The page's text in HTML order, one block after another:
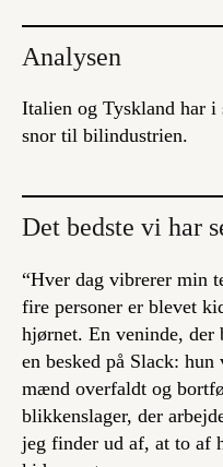
Analysen
Italien og Tyskland har
snor til bilindustrien.
Det bedste vi har
“Hver dag vibrerer min
fire personer er blevet
hjørnet. En veninde,
en besked på Slack:
mænd overfaldt og
blikkenslager, der
jeg finder ud af, at to af